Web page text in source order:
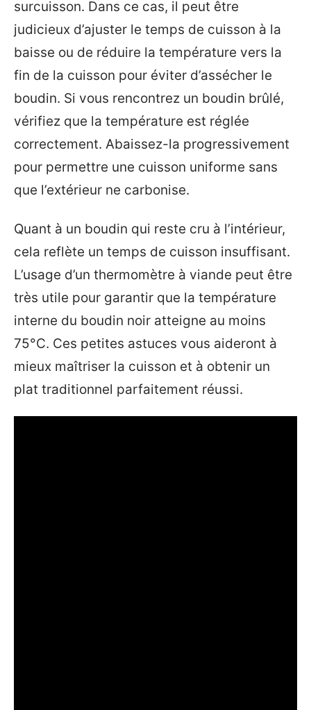
surcuisson. Dans ce cas, il peut être
judicieux d’ajuster le temps de cuisson à la
baisse ou de réduire la température vers la
fin de la cuisson pour éviter d’assécher le
boudin. Si vous rencontrez un boudin brûlé,
vérifiez que la température est réglée
correctement. Abaissez-la progressivement
pour permettre une cuisson uniforme sans
que l’extérieur ne carbonise.
Quant à un boudin qui reste cru à l’intérieur,
cela reflète un temps de cuisson insuffisant.
L’usage d’un thermomètre à viande peut être
très utile pour garantir que la température
interne du boudin noir atteigne au moins
75°C. Ces petites astuces vous aideront à
mieux maîtriser la cuisson et à obtenir un
plat traditionnel parfaitement réussi.